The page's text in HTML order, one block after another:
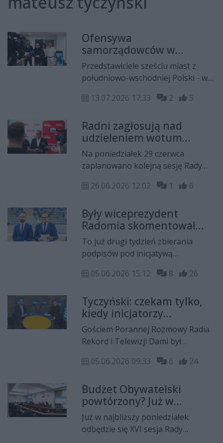
Ofensywa
samorządowców w
temacie "Korytarza
Centralnego". "Na pewno
tego projektu nie
odpuścimy"
Przedstawiciele sześciu miast z
południowo-wschodniej Polski - w
staraniach o uznanie Korytarza
Rzeszów jako bazowego elementu
Zintegrowanej Sieci Kolejowej. Tym
razem w nadzwyczajnym trybie
zwołano w tej sprawie sesję Rady
Miejskiej w Radomiu.
13.07.2026 17:33 2 5
Radni zagłosują nad
udzieleniem wotum
zaufania prezydentowi
Witkowskiemu. "Będzie
gorąca dyskusja"
Na poniedziałek 29 czerwca
zaplanowano kolejną sesję Rady
początku rozpatrzony zostanie
następnie radni zagłosują nad
udzieleniem wotum zaufania
prezydentowi Radosławowi
Witkowskiemu.
26.06.2026 12:02 1 6
Były wiceprezydent
Radomia skomentował
inicjatywę referendalną.
"Moglibyśmy pewne
rzeczy robić lepiej"
To już drugi tydzień zbierania
podpisów pod inicjatywą
prezydenta Radomia, Radosława
zainicjowana przez stowarzyszenie
"Lepszy Radom". - Za organizację
referendum biorą się osoby ze
środowiska bliskiemu Prawu i
Sprawiedliwości, które mają za
sobą przegrane wybory, więc
skomentował Mateusz Tyczyński,
przewodniczący Rady Miejskiej w
Radomiu.
05.06.2026 15:12 8 26
Tyczyński: czekam tylko,
kiedy inicjatorzy
referendum zaproszą do
pomocy Roberta
Gościem Porannej Rozmowy Radia
Rekord i Telewizji Dami był
Rady Miejskiej w Radomiu.
05.06.2026 09:33 6 24
Budżet Obywatelski
powtórzony? Już w
poniedziałek ważna sesja
Rady Miejskiej w Radomiu
Już w najbliższy poniedziałek
odbędzie się XVI sesja Rady